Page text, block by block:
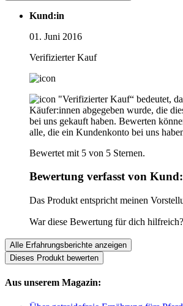
Kund:in
01. Juni 2016
Verifizierter Kauf
"Verifizierter Kauf“ bedeutet,
Käufer:innen abgegeben wurde, die
bei uns gekauft haben. Bewerten
alle, die ein Kundenkonto bei uns
Bewertet mit 5 von 5 Sternen.
Bewertung verfasst von
Das Produkt entspricht meinen
War diese Bewertung für dich hilfreich?
Alle Erfahrungsberichte anzeigen
Dieses Produkt bewerten
Aus unserem Magazin: